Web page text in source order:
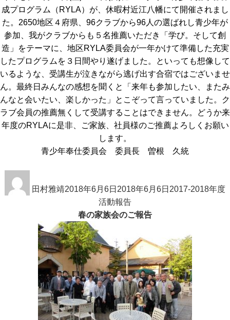
成プログラム（RYLA）が、休暇村近江八幡にて開催されまし
た。2650地区４府県、96クラブから96人の選ばれし青少年が
参加、我がクラブからも５名推薦いただき「学び。そして創
造」をテーマに、地区RYLA委員会が一年かけて準備した充実
したプログラムを３日間やり遂げました。といっても想像して
いるような、受講生が泣きながら逃げ出す合宿ではございませ
ん。最終日みんなの感想を聞くと「来年も参加したい、またみ
んなと会いたい、楽しかった」とこぞって言っていました。ク
ラブ会員の推薦無くして受講することはできません。どうか来
年度のRYLAに是非、ご家族、社員様のご推薦よろしくお願い
します。
青少年奉仕委員会 委員長 曽根 久統
稿
田村雅靖稿
2018年6月6日 2018年6月6日 テ
2017-2018年度
活動報告
春の家族会のご報告